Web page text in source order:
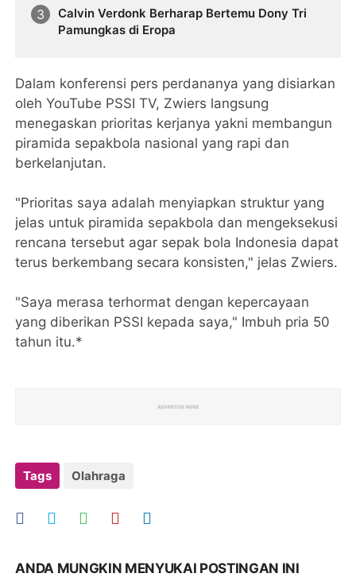
Calvin Verdonk Berharap Bertemu Dony Tri
Pamungkas di Eropa
Dalam konferensi pers perdananya yang disiarkan
oleh YouTube PSSI TV, Zwiers langsung
menegaskan prioritas kerjanya yakni membangun
piramida sepakbola nasional yang rapi dan
berkelanjutan.
"Prioritas saya adalah menyiapkan struktur yang
jelas untuk piramida sepakbola dan mengeksekusi
rencana tersebut agar sepak bola Indonesia dapat
terus berkembang secara konsisten," jelas Zwiers.
"Saya merasa terhormat dengan kepercayaan
yang diberikan PSSI kepada saya," Imbuh pria 50
tahun itu.*
Tags Olahraga
ANDA MUNGKIN MENYUKAI POSTINGAN INI